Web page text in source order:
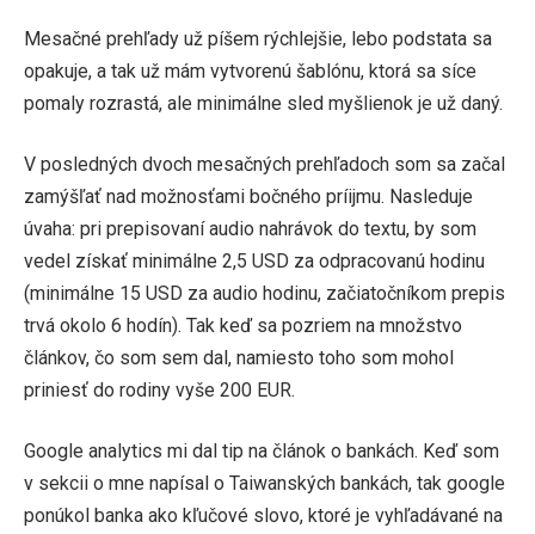
Mesačné prehľady už píšem rýchlejšie, lebo podstata sa
opakuje, a tak už mám vytvorenú šablónu, ktorá sa síce
pomaly rozrastá, ale minimálne sled myšlienok je už daný.
V posledných dvoch mesačných prehľadoch som sa začal
zamýšľať nad možnosťami bočného príijmu. Nasleduje
úvaha: pri prepisovaní audio nahrávok do textu, by som
vedel získať minimálne 2,5 USD za odpracovanú hodinu
(minimálne 15 USD za audio hodinu, začiatočníkom prepis
trvá okolo 6 hodín). Tak keď sa pozriem na množstvo
článkov, čo som sem dal, namiesto toho som mohol
priniesť do rodiny vyše 200 EUR.
Google analytics mi dal tip na článok o bankách. Keď som
v sekcii o mne napísal o Taiwanských bankách, tak google
ponúkol banka ako kľučové slovo, ktoré je vyhľadávané na